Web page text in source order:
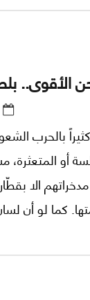
على أمل
قادرة على
بالحرب
أو
الا بقطّارة
كما لو أن